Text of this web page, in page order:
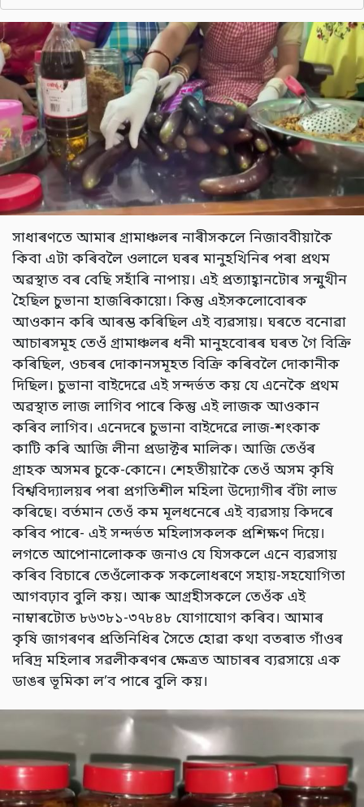
সাধাৰণতে আমাৰ গ্ৰামাঞ্চলৰ নাৰীসকলে নিজাববীয়াকৈ
কিবা এটা কৰিবলৈ ওলালে ঘৰৰ মানুহখিনিৰ পৰা প্ৰথম
অৱস্থাত বৰ বেছি সহাঁৰি নাপায়। এই প্ৰত্যাহ্বানটোৰ সন্মুখীন
হৈছিল চুভানা হাজৰিকায়ো। কিন্তু এইসকলোবোৰক
আওকান কৰি আৰম্ভ কৰিছিল এই ব্যৱসায়। ঘৰতে বনোৱা
আচাৰসমূহ তেওঁ গ্ৰামাঞ্চলৰ ধনী মানুহবোৰৰ ঘৰত গৈ বিক্ৰি
কৰিছিল, ওচৰৰ দোকানসমূহত বিক্ৰি কৰিবলৈ দোকানীক
দিছিল। চুভানা বাইদেৱে এই সন্দৰ্ভত কয় যে এনেকৈ প্ৰথম
অৱস্থাত লাজ লাগিব পাৰে কিন্তু এই লাজক আওকান
কৰিব লাগিব। এনেদৰে চুভানা বাইদেৱে লাজ-শংকাক
কাটি কৰি আজি লীনা প্ৰডাক্টৰ মালিক। আজি তেওঁৰ
গ্ৰাহক অসমৰ চুকে-কোনে। শেহতীয়াকৈ তেওঁ অসম কৃষি
বিশ্ববিদ্যালয়ৰ পৰা প্ৰগতিশীল মহিলা উদ্যোগীৰ বঁটা লাভ
কৰিছে। বৰ্তমান তেওঁ কম মূলধনেৰে এই ব্যৱসায় কিদৰে
কৰিব পাৰে- এই সন্দৰ্ভত মহিলাসকলক প্ৰশিক্ষণ দিয়ে।
লগতে আপোনালোকক জনাও যে যিসকলে এনে ব্যৱসায়
কৰিব বিচাৰে তেওঁলোকক সকলোধৰণে সহায়-সহযোগিতা
আগবঢ়াব বুলি কয়। আৰু আগ্ৰহীসকলে তেওঁক এই
নাম্বাৰটোত ৮৬৩৮১-৩৭৮৪৮ যোগাযোগ কৰিব। আমাৰ
কৃষি জাগৰণৰ প্ৰতিনিধিৰ সৈতে হোৱা কথা বতৰাত গাঁওৰ
দৰিদ্ৰ মহিলাৰ সৱলীকৰণৰ ক্ষেত্ৰত আচাৰৰ ব্যৱসায়ে এক
ডাঙৰ ভূমিকা ল’ব পাৰে বুলি কয়।